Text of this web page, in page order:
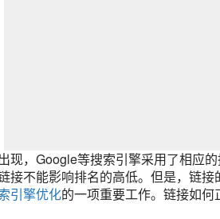
，Google等搜索引擎采用了相应的
接不能影响排名的高低。但是，链
引擎优化的一项重要工作。链接如